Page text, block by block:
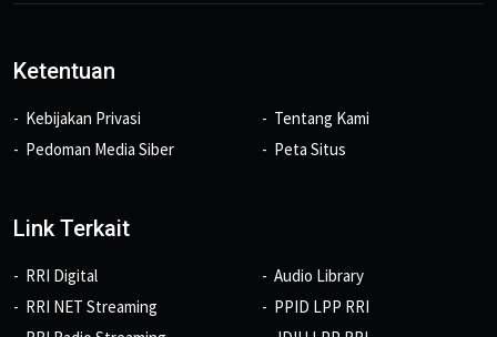
Ketentuan
Kebijakan Privasi
Pedoman Media Siber
Tentang Kami
Peta Situs
Link Terkait
RRI Digital
RRI NET Streaming
Audio Library
PPID LPP RRI